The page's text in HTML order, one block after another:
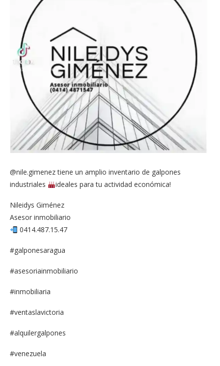
@nile.gimenez tiene un amplio inventario de galpones
industriales
ideales para tu actividad económica!
Nileidys Giménez
Asesor inmobiliario
0414.487.15.47
#galponesaragua
#asesoriainmobiliario
#inmobiliaria
#ventaslavictoria
#alquilergalpones
#venezuela